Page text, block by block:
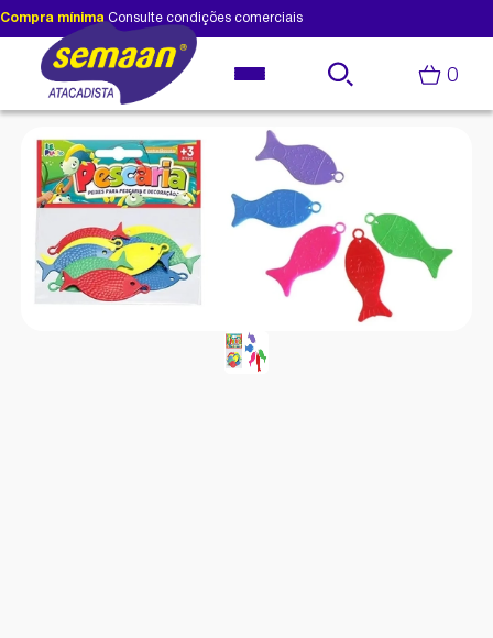
Compra mínima Consulte condições comerciais
0